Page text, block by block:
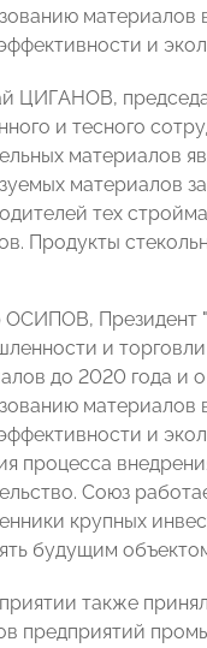
и
ЦИГАНОВ,
и тесного
материалов
материалов
тех
Продукты
ОСИПОВ, Президент
и
до 2020 года и
и
процесса
Союз
крупных
будущим
также
предприятий